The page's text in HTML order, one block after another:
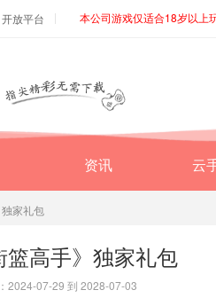
开放平台 | 本公司游戏仅适合18岁以上
资讯 云
独家礼包
篮高手》独家礼包
2024-07-29 到 2028-07-03